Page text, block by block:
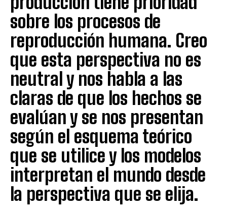
sobre los procesos de
reproducción humana. Creo
que esta perspectiva no es
neutral y nos habla a las
claras de que los hechos se
evalúan y se nos presentan
según el esquema teórico
que se utilice y los modelos
interpretan el mundo desde
la perspectiva que se elija.